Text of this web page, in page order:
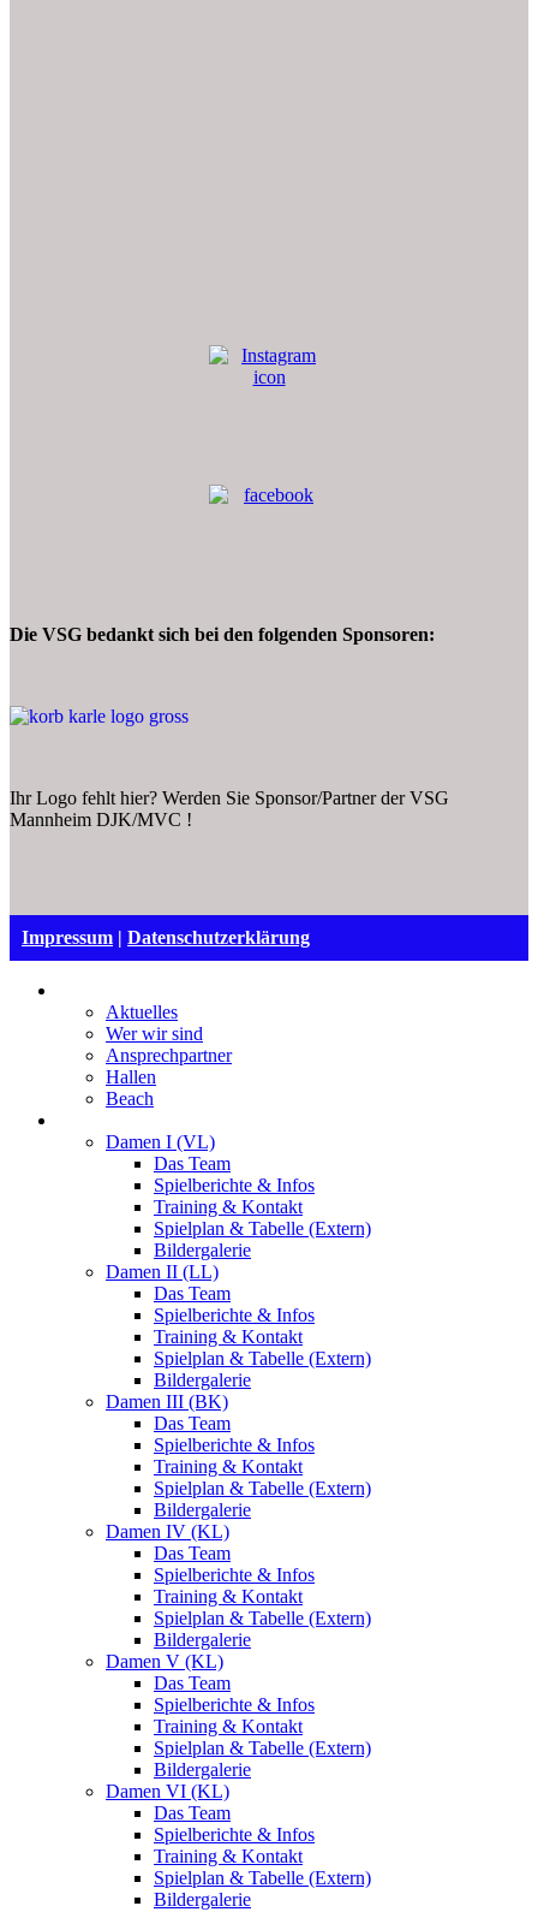
Die VSG bedankt sich bei den folgenden Sponsoren:
Ihr Logo fehlt hier? Werden Sie Sponsor/Partner der VSG
Mannheim DJK/MVC !
Impressum | Datenschutzerklärung
Aktuelles
Wer wir sind
Ansprechpartner
Hallen
Beach
Damen I (VL)
Das Team
Spielberichte & Infos
Training & Kontakt
Spielplan & Tabelle (Extern)
Bildergalerie
Damen II (LL)
Das Team
Spielberichte & Infos
Training & Kontakt
Spielplan & Tabelle (Extern)
Bildergalerie
Damen III (BK)
Das Team
Spielberichte & Infos
Training & Kontakt
Spielplan & Tabelle (Extern)
Bildergalerie
Damen IV (KL)
Das Team
Spielberichte & Infos
Training & Kontakt
Spielplan & Tabelle (Extern)
Bildergalerie
Damen V (KL)
Das Team
Spielberichte & Infos
Training & Kontakt
Spielplan & Tabelle (Extern)
Bildergalerie
Damen VI (KL)
Das Team
Spielberichte & Infos
Training & Kontakt
Spielplan & Tabelle (Extern)
Bildergalerie